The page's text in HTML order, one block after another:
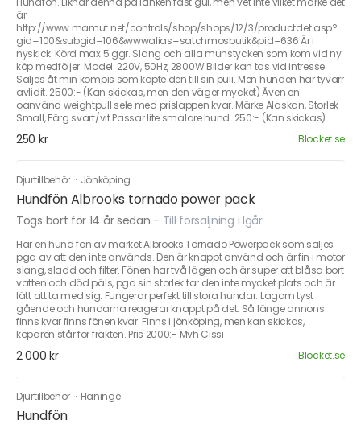
är.
http://www.mamut.net/controls/shop/shops/12/3/productdet.asp?
gid=100&subgid=106&wwwalias=satchmosbutik&pid=636 Är i
nyskick. Körd max 5 ggr. Slang och alla munstycken som kom vid ny
köp medföljer. Model: 220V, 50Hz, 2800W Bilder kan tas vid intresse.
Säljes åt min kompis som köpte den till sin puli. Men hunden har tyvärr
avlidit. 2500:- (Kan skickas, men den väger mycket) Även en
oanvänd weightpull sele med prislappen kvar. Märke Alaskan, Storlek
Small, Färg svart/vit Passar lite smalare hund. 250:- (Kan skickas)
250 kr Blocket.se
Djurtillbehör · Jönköping
Hundfön Albrooks tornado power pack
Togs bort för 14 år sedan - Till försäljning i Igår
Har en hund fön av märket Albrooks Tornado Powerpack som säljes
pga av att den inte används. Den är knappt använd och är fin i motor
slang, sladd och filter. Fönen har två lägen och är super att blåsa bort
vatten och död päls, pga sin storlek tar den inte mycket plats och är
lätt att ta med sig. Fungerar perfekt till stora hundar. Lagom tyst
gående och hundarna reagerar knappt på det. Så länge annons
finns kvar finns fönen kvar. Finns i jönköping, men kan skickas,
köparen står för frakten. Pris 2000:- Mvh Cissi
2 000 kr Blocket.se
Djurtillbehör · Haninge
Hundfön